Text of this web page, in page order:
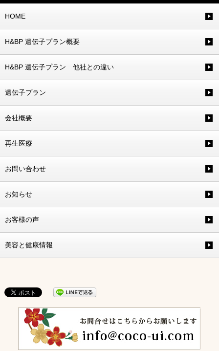
HOME
H&BP 遺伝子プラン概要
H&BP 遺伝子プラン 他社との違い
遺伝子プラン
会社概要
再生医療
お問い合わせ
お知らせ
お客様の声
美容と健康情報